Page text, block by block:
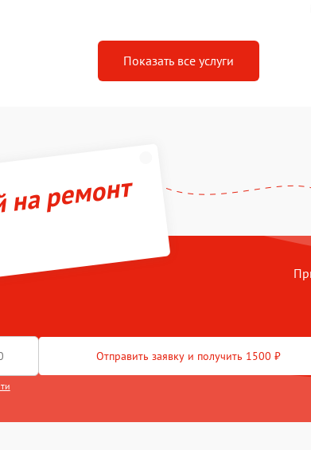
Показать все услуги
ремонт
Отправить заявку и получить 1500 ₽